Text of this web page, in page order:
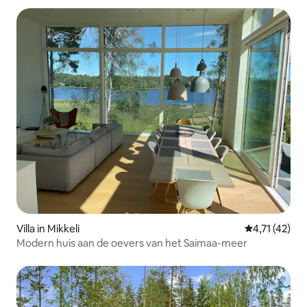
Villa in Mikkeli Gemiddelde
4,71 (42)
Modern huis aan de oevers van het Saimaa-meer